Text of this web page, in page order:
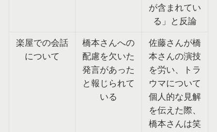
が含まれてい
る」と反論
楽屋での会話
について
橋本さんへの
配慮を欠いた
発言があった
と報じられて
いる
佐藤さんが橋
本さんの演技
を労い、トラ
ウマについて
個人的な見解
を伝えた際、
橋本さんは笑